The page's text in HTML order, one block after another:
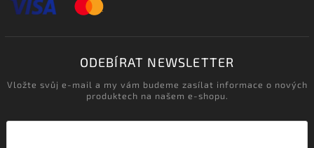
ODEBÍRAT NEWSLETTER
Vložte svůj e-mail a my vám budeme zasílat informace o nových
produktech na našem e-shopu.